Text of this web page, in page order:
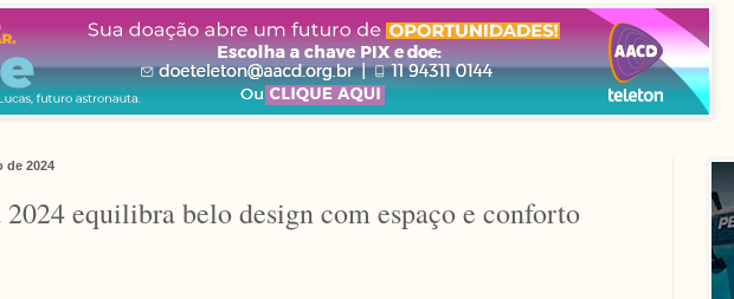
de 2024
2024 equilibra belo design com espaço e conforto